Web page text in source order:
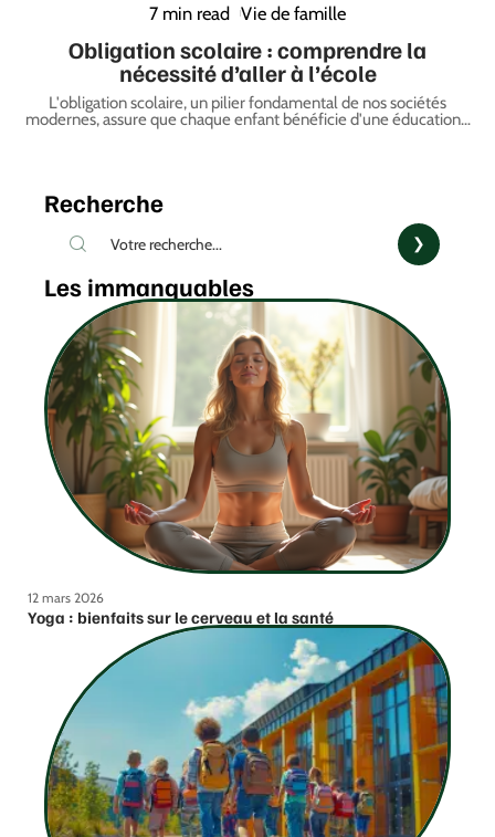
7 min read Vie de famille
Obligation scolaire : comprendre la
nécessité d’aller à l’école
L'obligation scolaire, un pilier fondamental de nos sociétés
modernes, assure que chaque enfant bénéficie d'une éducation…
Recherche
Les immanquables
12 mars 2026
Yoga : bienfaits sur le cerveau et la santé